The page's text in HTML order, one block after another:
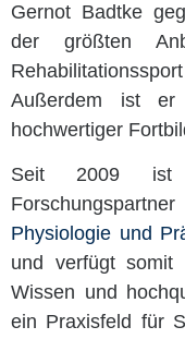
Gernot Badtke
der größten
Außerdem ist
hochwertiger
Seit 2009 ist
Physiologie und
und verfügt somit
Wissen und
ein Praxisfeld für